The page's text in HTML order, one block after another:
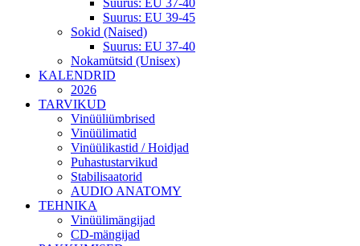
Suurus: EU 37-40
Suurus: EU 39-45
Sokid (Naised)
Suurus: EU 37-40
Nokamütsid (Unisex)
KALENDRID
2026
TARVIKUD
Vinüüliümbrised
Vinüülimatid
Vinüülikastid / Hoidjad
Puhastustarvikud
Stabilisaatorid
AUDIO ANATOMY
TEHNIKA
Vinüülimängijad
CD-mängijad